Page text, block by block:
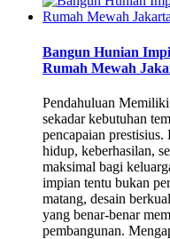
Bangun Hunian
Rumah Mewah
Pendahuluan
sekadar kebutuhan
pencapaian
hidup, keberhasilan,
maksimal bagi
impian tentu bukan
matang, desain
yang benar-benar
pembangunan.